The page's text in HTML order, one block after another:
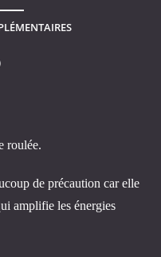
roulée.
de précaution car elle
amplifie les énergies